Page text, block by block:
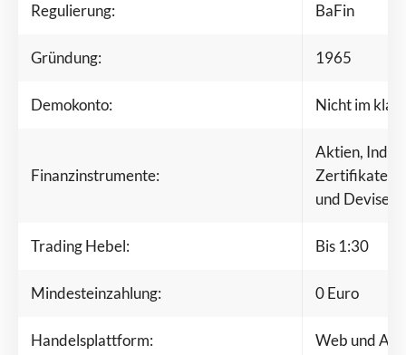
Regulierung: BaFin
Gründung: 1965
Demokonto: Nicht im
Finanzinstrumente:
Aktien,
Zertifikate,
und Devisen
Trading Hebel: Bis 1:30
Mindesteinzahlung: 0 Euro
Handelsplattform: Web und App